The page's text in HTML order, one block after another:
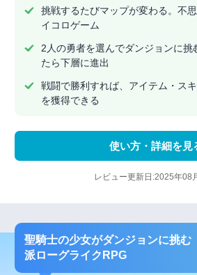
挑戦するたびマップが変わる。不
イコロゲーム
2人の勇者を選んでダンジョンに挑
たら下層に進出
戦闘で勝利すれば、アイテム・ス
を獲得できる
使い方・詳細を見
レビュー更新日:2025年08
聖騎士の少女がダンジョンに挑
派ローグライクRPG